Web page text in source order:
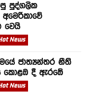
පුද්ගලික
වෙයි
News
ජාත්‍යන්තර නීති
කොළඹ දී ඇරඹේ
News